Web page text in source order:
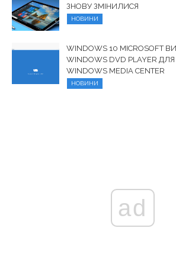
ЗНОВУ ЗМІНИЛИСЯ
НОВИНИ
WINDOWS 10 MICROSOFT
WINDOWS DVD PLAYER
WINDOWS MEDIA CENTER
НОВИНИ
ad